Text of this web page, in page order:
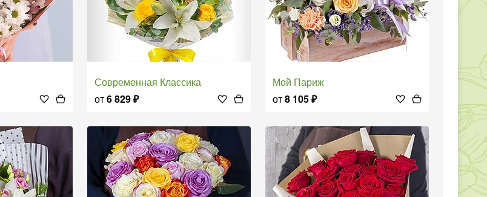
Современная Классика
от6 829₽
Мой Париж
от8 105₽